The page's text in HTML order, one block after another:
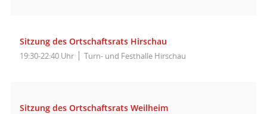
Sitzung des Ortschaftsrats Hirschau
19:30-22:40 Uhr Turn- und Festhalle Hirschau
Sitzung des Ortschaftsrats Weilheim